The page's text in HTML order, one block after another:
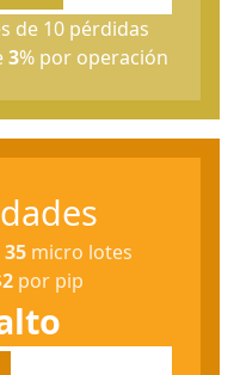
de 10 pérdidas
3% por operación
35 micro lotes
2 por pip